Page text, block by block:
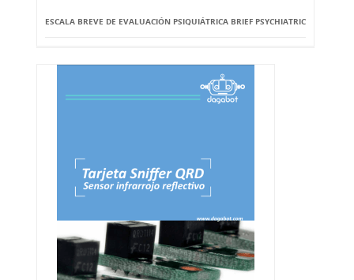
ESCALA BREVE DE EVALUACIÓN PSIQUIÁTRICA BRIEF PSYCHIATRIC